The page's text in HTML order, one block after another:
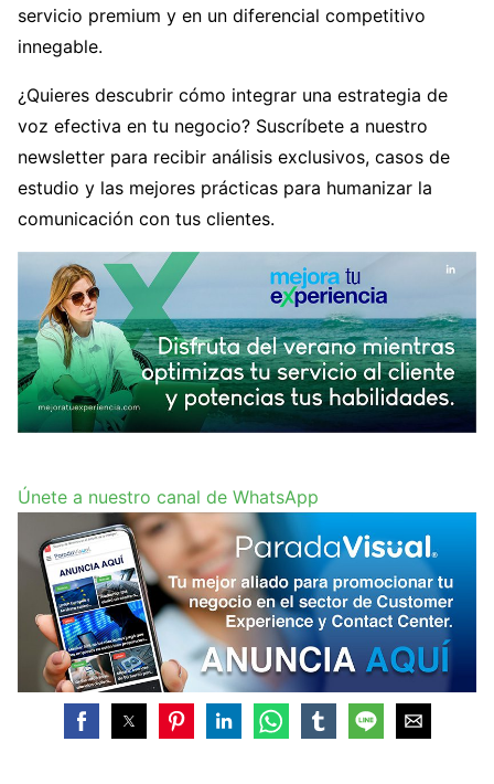
servicio premium y en un diferencial competitivo
innegable.
¿Quieres descubrir cómo integrar una estrategia de
voz efectiva en tu negocio? Suscríbete a nuestro
newsletter para recibir análisis exclusivos, casos de
estudio y las mejores prácticas para humanizar la
comunicación con tus clientes.
Únete a nuestro canal de WhatsApp